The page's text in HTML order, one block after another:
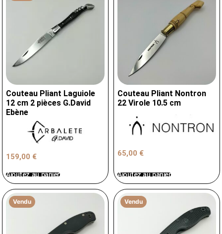
Couteau Pliant Laguiole
12 cm 2 pièces G.David
Ebène
159,00 €
Ajoutez au panier
Couteau Pliant Nontron
22 Virole 10.5 cm
65,00 €
Ajoutez au panier
Vendu Vendu